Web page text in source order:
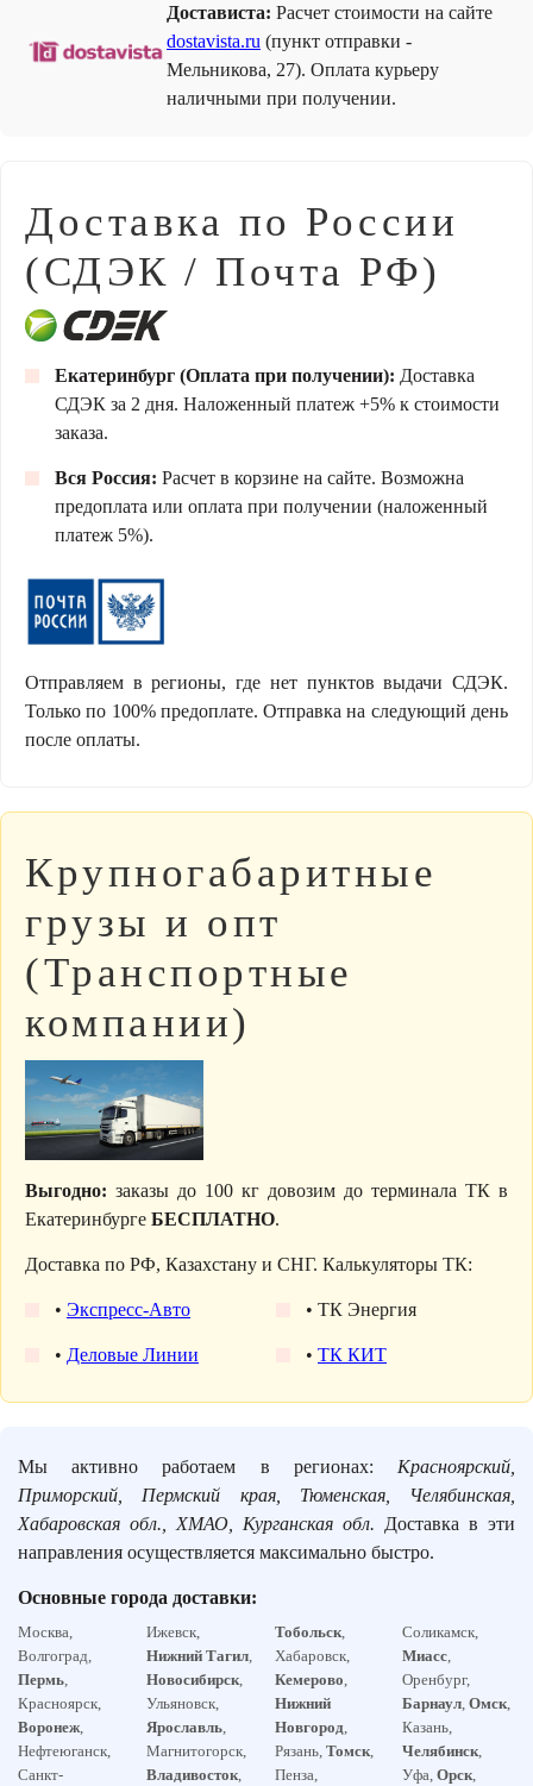
Достависта: Расчет стоимости на сайте
dostavista.ru (пункт отправки -
Мельникова, 27). Оплата курьеру
наличными при получении.
Доставка по России
(СДЭК / Почта РФ)
Екатеринбург (Оплата при получении): Доставка
СДЭК за 2 дня. Наложенный платеж +5% к стоимости
заказа.
Вся Россия: Расчет в корзине на сайте. Возможна
предоплата или оплата при получении (наложенный
платеж 5%).
Отправляем в регионы, где нет пунктов выдачи СДЭК.
Только по 100% предоплате. Отправка на следующий день
после оплаты.
Крупногабаритные
грузы и опт
(Транспортные
компании)
Выгодно: заказы до 100 кг довозим до терминала ТК в
Екатеринбурге БЕСПЛАТНО.
Доставка по РФ, Казахстану и СНГ. Калькуляторы ТК:
• Экспресс-Авто
• Деловые Линии
• ТК Энергия
• ТК КИТ
Мы активно работаем в регионах: Красноярский,
Приморский, Пермский края, Тюменская, Челябинская,
Хабаровская обл., ХМАО, Курганская обл. Доставка в эти
направления осуществляется максимально быстро.
Основные города доставки:
Москва,
Волгоград,
Пермь,
Красноярск,
Воронеж,
Нефтеюганск,
Санкт-
Ижевск,
Нижний Тагил,
Новосибирск,
Ульяновск,
Ярославль,
Магнитогорск,
Владивосток,
Тобольск,
Хабаровск,
Кемерово,
Нижний
Новгород,
Рязань, Томск,
Пенза,
Соликамск,
Миасс,
Оренбург,
Барнаул,Омск,
Казань,
Челябинск,
Уфа,Орск,